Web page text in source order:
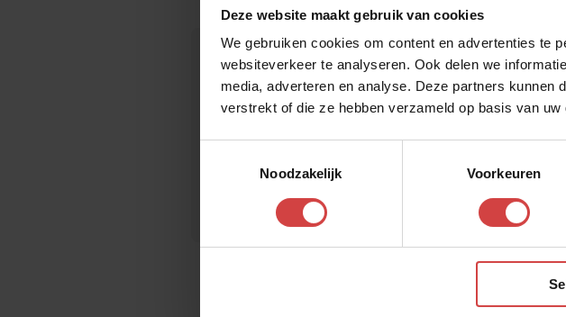
Deze website maakt gebruik van cookies
We gebruiken cookies om content en advertenties te
websiteverkeer te analyseren. Ook delen we
media, adverteren en analyse. Deze partners kunnen
verstrekt of die ze hebben verzameld op basis van
Noodzakelijk
Voorkeuren
Bekijk ook andere
Jezelf zijn